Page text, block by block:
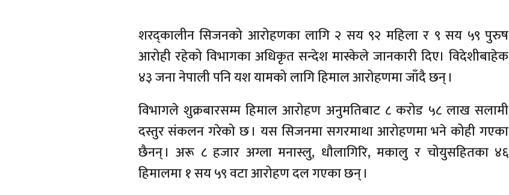
शरद्कालीन सिजनको आरोहणका लागि २ सय ९२ महिला र ९ सय ५९ पुरुष
आरोही रहेको विभागका अधिकृत सन्देश मास्केले जानकारी दिए। विदेशीबाहेक
४३ जना नेपाली पनि यश यामको लागि हिमाल आरोहणमा जाँदै छन् ।
विभागले शुक्रबारसम्म हिमाल आरोहण अनुमतिबाट ८ करोड ५८ लाख सलामी
दस्तुर संकलन गरेको छ । यस सिजनमा सगरमाथा आरोहणमा भने कोही गएका
छैनन् । अरू ८ हजार अग्ला मनास्लु, धौलागिरि, मकालु र चोयुसहितका ४६
हिमालमा १ सय ५९ वटा आरोहण दल गएका छन् ।